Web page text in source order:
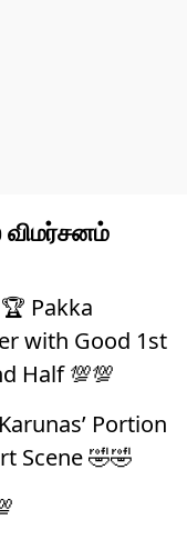
விமர்சனம்
🏆 Pakka
with Good 1st
Half 💯💯
Portion
Scene 🤣🤣